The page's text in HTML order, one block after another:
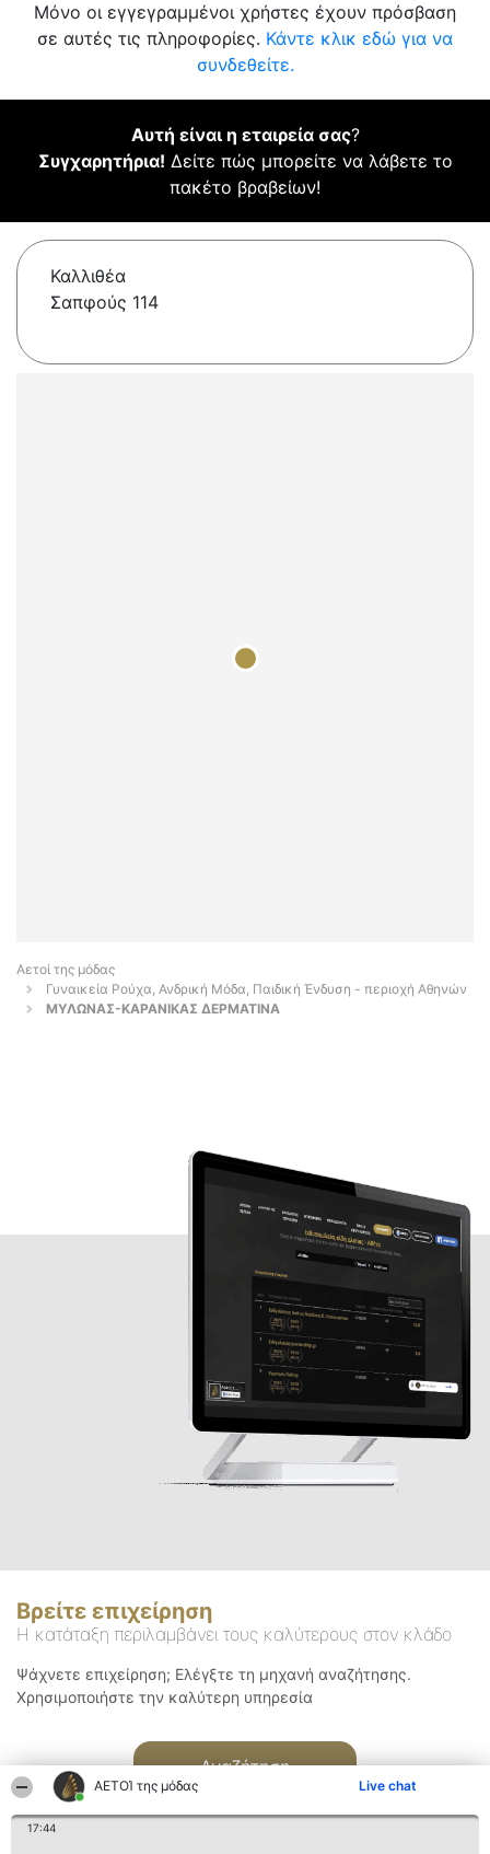
ΑΕΤΟΊ της μόδας Live chat
17:44
Μόνο οι εγγεγραμμένοι χρήστες έχουν πρόσβαση
σε αυτές τις πληροφορίες. Κάντε κλικ εδώ για να
συνδεθείτε.
Αυτή είναι η εταιρεία σας?
Συγχαρητήρια! Δείτε πώς μπορείτε να λάβετε το
πακέτο βραβείων!
Καλλιθέα
Σαπφούς 114
Αετοί της μόδας
Γυναικεία Ρούχα, Ανδρική Μόδα, Παιδική Ένδυση - περιοχή Αθηνών
ΜΥΛΩΝΑΣ-ΚΑΡΑΝΙΚΑΣ ΔΕΡΜΑΤΙΝΑ
Βρείτε επιχείρηση
Η κατάταξη περιλαμβάνει τους καλύτερους στον κλάδο
Ψάχνετε επιχείρηση; Ελέγξτε τη μηχανή αναζήτησης.
Χρησιμοποιήστε την καλύτερη υπηρεσία
Αναζήτηση